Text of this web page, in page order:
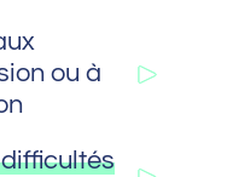
ou à